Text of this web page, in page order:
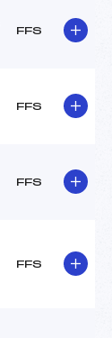
FFS
FFS
FFS
FFS